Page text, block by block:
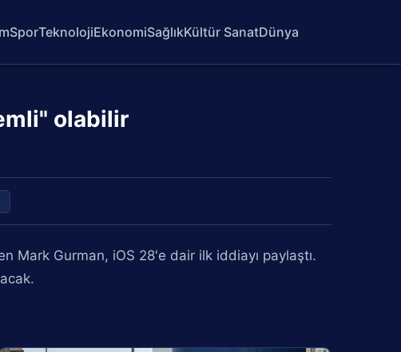
SporTeknolojiEkonomiSağlıkKültür SanatDünya
olabilir
Mark Gurman, iOS 28'e dair ilk iddiayı paylaştı.